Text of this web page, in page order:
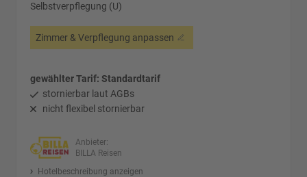
Selbstverpflegung (U)
Zimmer & Verpflegung anpassen
gewählter Tarif: Standardtarif
stornierbar laut AGBs
nicht flexibel stornierbar
Anbieter:
BILLA Reisen
Hotelbeschreibung anzeigen